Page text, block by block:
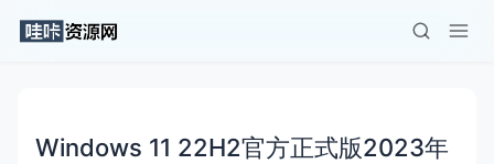
Windows 11 22H2官方正式版2023年